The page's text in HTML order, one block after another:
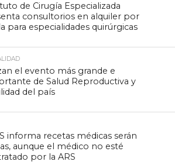
de Cirugía Especializada
consultorios en alquiler por
para especialidades quirúrgicas
el evento más grande e
de Salud Reproductiva y
del país
informa recetas médicas serán
aunque el médico no esté
por la ARS